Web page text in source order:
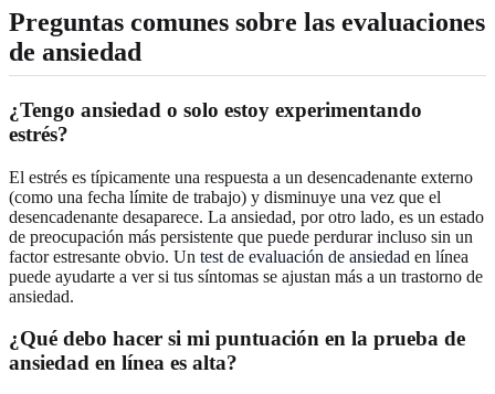
Preguntas comunes sobre las evaluaciones
de ansiedad
¿Tengo ansiedad o solo estoy experimentando
estrés?
El estrés es típicamente una respuesta a un desencadenante externo
(como una fecha límite de trabajo) y disminuye una vez que el
desencadenante desaparece. La ansiedad, por otro lado, es un estado
de preocupación más persistente que puede perdurar incluso sin un
factor estresante obvio. Un test de evaluación de ansiedad en línea
puede ayudarte a ver si tus síntomas se ajustan más a un trastorno de
ansiedad.
¿Qué debo hacer si mi puntuación en la prueba de
ansiedad en línea es alta?